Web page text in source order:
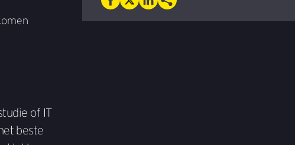
of IT
beste